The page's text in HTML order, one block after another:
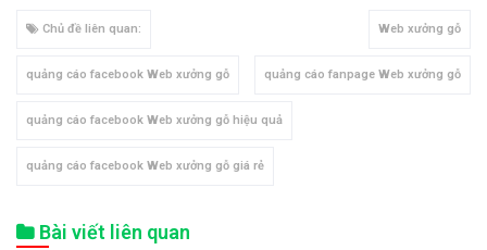
Chủ đề liên quan: Web xưởng gỗ
quảng cáo facebook Web xưởng gỗ quảng cáo fanpage Web xưởng gỗ
quảng cáo facebook Web xưởng gỗ hiệu quả
quảng cáo facebook Web xưởng gỗ giá rẻ
Bài viết liên quan